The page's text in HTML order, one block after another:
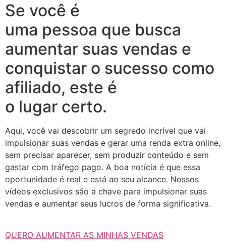
Se você é
uma pessoa que busca
aumentar suas vendas e
conquistar o sucesso como
afiliado, este é
o lugar certo.
Aqui, você vai descobrir um segredo incrível que vai
impulsionar suas vendas e gerar uma renda extra online,
sem precisar aparecer, sem produzir conteúdo e sem
gastar com tráfego pago. A boa notícia é que essa
oportunidade é real e está ao seu alcance. Nossos
vídeos exclusivos são a chave para impulsionar suas
vendas e aumentar seus lucros de forma significativa.
QUERO AUMENTAR AS MINHAS VENDAS